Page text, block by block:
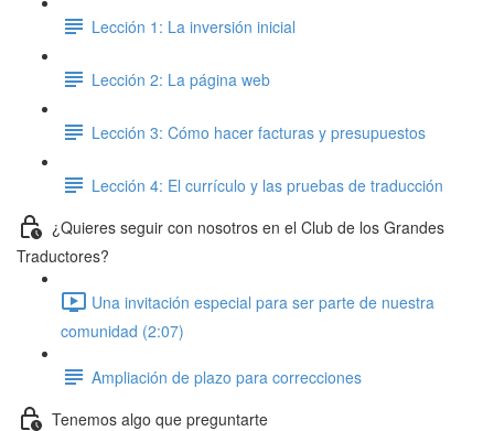
Lección 1: La inversión inicial
Lección 2: La página web
Lección 3: Cómo hacer facturas y presupuestos
Lección 4: El currículo y las pruebas de traducción
¿Quieres seguir con nosotros en el Club de los Grandes
Traductores?
Una invitación especial para ser parte de nuestra
comunidad (2:07)
Ampliación de plazo para correcciones
Tenemos algo que preguntarte